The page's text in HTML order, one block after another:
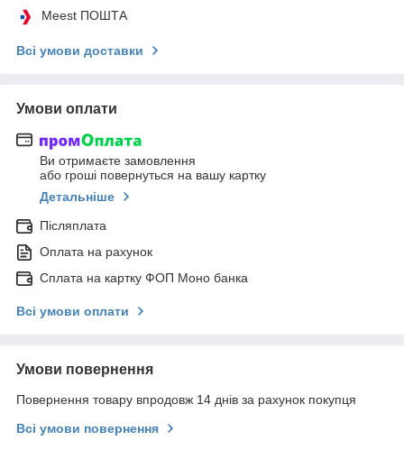
Meest ПОШТА
Всі умови доставки
Умови оплати
Ви отримаєте замовлення
або гроші повернуться на вашу картку
Детальніше
Післяплата
Оплата на рахунок
Сплата на картку ФОП Моно банка
Всі умови оплати
Умови повернення
Повернення товару впродовж 14 днів за рахунок покупця
Всі умови повернення